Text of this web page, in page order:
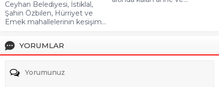
Ceyhan Belediyesi, İstiklal,
Şahin Özbilen, Hürriyet ve
Emek mahallelerinin kesişim...
YORUMLAR